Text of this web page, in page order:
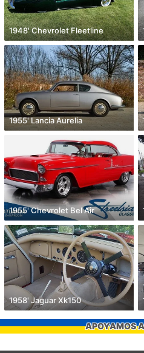
1948' Chevrolet Fleetline
1955' Lancia Aurelia
1955' Chevrolet Bel Air
1958' Jaguar Xk150
APOYAMOS